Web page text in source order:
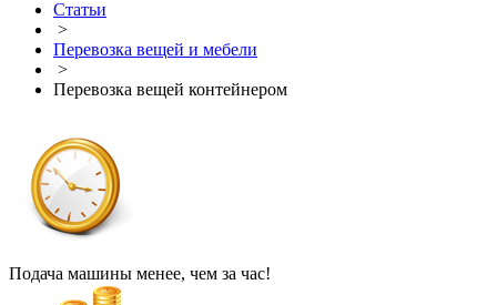
Статьи
>
Перевозка вещей и мебели
>
Перевозка вещей контейнером
Подача машины менее, чем за час!